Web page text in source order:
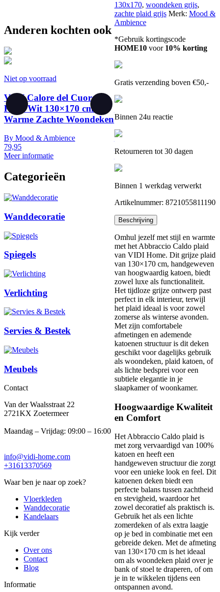
130x170, woondeken grijs,
zachte plaid grijs Merk: Mood &
Ambience
*Gebruik kortingscode
HOME10voor 10% korting
Gratis verzending boven €50,-
Binnen 24u reactie
Retourneren tot 30 dagen
Binnen 1 werkdag verwerkt
Artikelnummer: 8721055811190
Beschrijving
Omhul jezelf met stijl en warmte
met het Abbraccio Caldo plaid
van VIDI Home. Dit grijze plaid
van 130×170 cm, handgeweven
van hoogwaardig katoen, biedt
zowel luxe als functionaliteit.
Het tijdloze grijze ontwerp past
perfect in elk interieur, terwijl
het plaid ideaal is voor zowel
zomerse als winterse avonden.
Met zijn comfortabele
afmetingen en ademende
katoenen structuur is dit deken
geschikt voor dagelijks gebruik
als woondeken, plaid katoen, of
als lichte bedsprei voor een
subtiele elegantie in je
slaapkamer of woonkamer.
Hoogwaardige Kwaliteit
en Comfort
Het Abbraccio Caldo plaid is
met zorg vervaardigd van 100%
katoen en heeft een
handgeweven structuur die zorgt
voor een unieke look en feel. Dit
katoenen deken biedt een
perfecte balans tussen zachtheid
en stevigheid, waardoor het
zowel decoratief als praktisch is.
Gebruik het als een lichte
zomerdeken of als extra laagje
op je bed in combinatie met een
gebreide deken. Met de afmeting
van 130×170 cm is het ideaal
om als woondeken plaid over je
bank of stoel te draperen, of om
je in te wikkelen tijdens een
ontspannen avond.
Anderen kochten ook
Niet op voorraad
VIDI Calore del Cuore -
Plaid Wit 130×170 cm -
Warme Zachte Woondeken
By Mood & Ambience
79,95
Meer informatie
Niet op voorraad
VIDI Cuscino del Cuore -
cm - Luxe Sierkussenhoes
By
19,95
Meer informatie
Categorieën
Wanddecoratie
Spiegels
Verlichting
Servies & Bestek
Meubels
Contact
Van der Waalsstraat 22
2721KX Zoetermeer
Maandag – Vrijdag: 09:00 – 16:00
info@vidi-home.com
+31613370569
Waar ben je naar op zoek?
Vloerkleden
Wanddecoratie
Kandelaars
Kijk verder
Over ons
Contact
Blog
Informatie